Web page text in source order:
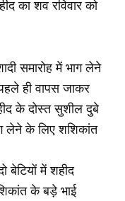
का शव रविवार को
समारोह में भाग लेने
ही वापस जाकर
के दोस्त सुशील दुबे
लेने के लिए शशिकांत
बेटियों में शहीद
के बड़े भाई